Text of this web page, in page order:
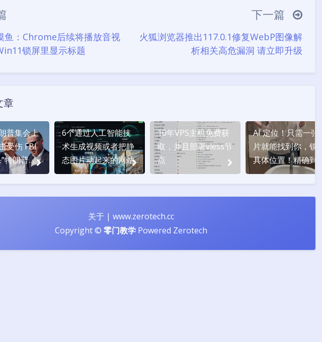
鱼：Chrome后续将播放音视
锁屏里显示标题
下一篇
火狐浏览器推出117.0.1修复WebP图像解
析相关高危漏洞 请立即升级
章
普集会上
受伤 FBI
特朗普的
突发！
6个通过人工智能技
术生成视频或者把静
态图片动起来的网站
10年VPS主机免费获
取，并且部署vless节
点
AI 定位！只需一张图
片就能找到你，锁定
具体位置！精确到经
纬度
关于| www.zerotech.cc
Copyright © 零门教学Powered Zerotech